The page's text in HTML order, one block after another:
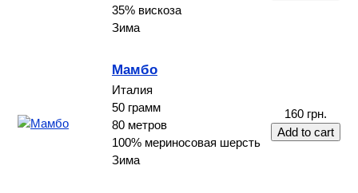
35% вискоза
Зима
Мамбо
Италия
50 грамм
80 метров
100% мериносовая шерсть
Зима
160 грн.